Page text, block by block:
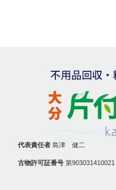
代表責任者 島津 健二
古物許可証番号 第903031410021